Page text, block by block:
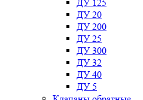
ДУ 125
ДУ 20
ДУ 200
ДУ 25
ДУ 300
ДУ 32
ДУ 40
ДУ 5